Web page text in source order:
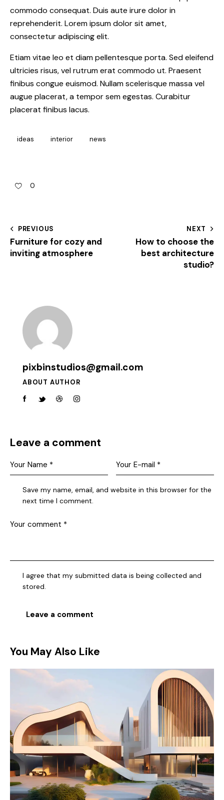
commodo consequat. Duis aute irure dolor in
reprehenderit. Lorem ipsum dolor sit amet,
consectetur adipiscing elit.
Etiam vitae leo et diam pellentesque porta. Sed eleifend
ultricies risus, vel rutrum erat commodo ut. Praesent
finibus congue euismod. Nullam scelerisque massa vel
augue placerat, a tempor sem egestas. Curabitur
placerat finibus lacus.
ideas interior news
0
PREVIOUS
Furniture for cozy and
inviting atmosphere
NEXT
How to choose the
best architecture
studio?
pixbinstudios@gmail.com
ABOUT AUTHOR
Leave a comment
Save my name, email, and website in this browser for the
next time I comment.
I agree that my submitted data is being collected and
stored.
You May Also Like